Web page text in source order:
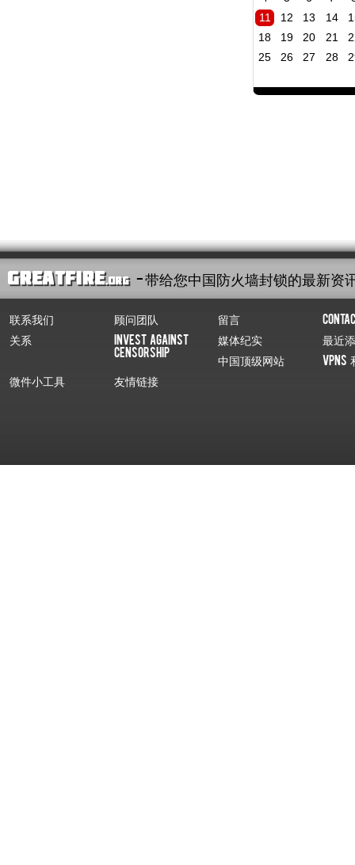
11
12 13 14
18
19 20 21
25
26 27 28
- 带给您中国防火墙封锁的最新资
联系我们 顾问团队 留言
关系
Invest Against
Censorship
媒体纪实
最近
中国顶级网站
VPNs
微件小工具
友情链接